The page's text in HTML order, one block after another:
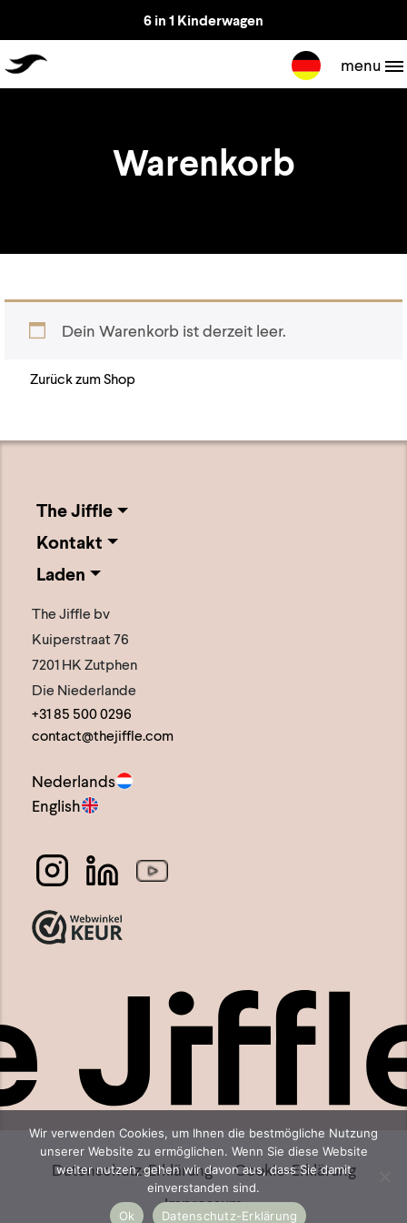
6 in 1 Kinderwagen
TheJiffle menu
Warenkorb
Dein Warenkorb ist derzeit leer.
Zurück zum Shop
The Jiffle
Kontakt
Laden
The Jiffle bv
Kuiperstraat 76
7201 HK Zutphen
Die Niederlande
+31 85 500 0296
contact@thejiffle.com
Nederlands
English
Datenschutz-Erklärung
Cookie-Erklärung
Impressum
Wir verwenden Cookies, um Ihnen die bestmögliche Nutzung
unserer Website zu ermöglichen. Wenn Sie diese Website
weiter nutzen, gehen wir davon aus, dass Sie damit
einverstanden sind.
Ok
Datenschutz-Erklärung